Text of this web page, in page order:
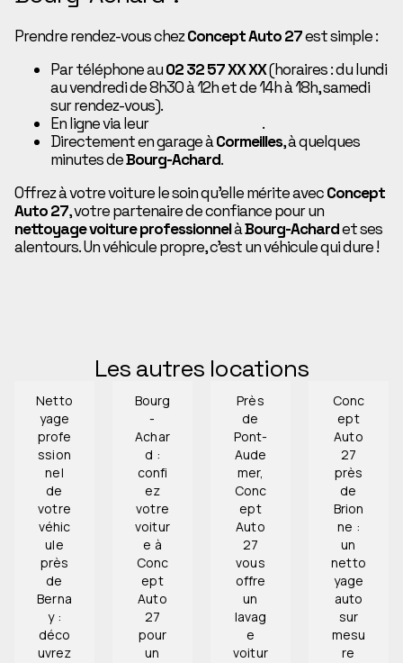
Prendre rendez-vous chezConcept Auto 27est simple :
Par téléphone au02 32 57 XX XX(horaires : du lundi
au vendredi de 8h30 à 12h et de 14h à 18h, samedi
sur rendez-vous).
En ligne via leur
.
Directement en garage àCormeilles, à quelques
minutes deBourg-Achard.
Offrez à votre voiture le soin qu’elle mérite avecConcept
Auto 27, votre partenaire de confiance pour un
nettoyage voiture professionnelàBourg-Achardet ses
alentours. Un véhicule propre, c’est un véhicule qui dure !
Les autres locations
Netto
yage
profe
ssion
nel
de
votre
véhic
ule
près
de
Berna
y :
déco
uvrez
Bourg
-
Achar
d :
confi
ez
votre
voitur
e à
Conc
ept
Auto
27
pour
un
Près
de
Pont-
Aude
mer,
Conc
ept
Auto
27
vous
offre
un
lavag
e
voitur
Conc
ept
Auto
27
près
de
Brion
ne :
un
netto
yage
auto
sur
mesu
re